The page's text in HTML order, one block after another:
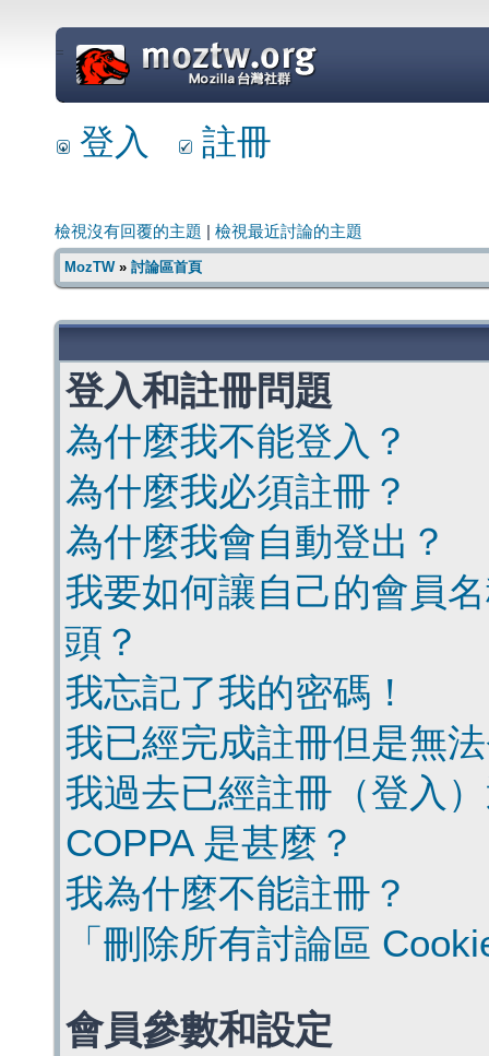
=
登入 註冊
檢視沒有回覆的主題 檢視最近討論的主題
MozTW» 討論區首頁
登入和註冊問題
為什麼我不能登入？
為什麼我必須註冊？
為什麼我會自動登出？
我要如何讓自己的會員
頭？
我忘記了我的密碼！
我已經完成註冊但是無
我過去已經註冊（登入
COPPA 是甚麼？
我為什麼不能註冊？
「刪除所有討論區
會員參數和設定